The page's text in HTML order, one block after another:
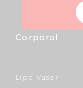
Corporal
Lipo Vaser